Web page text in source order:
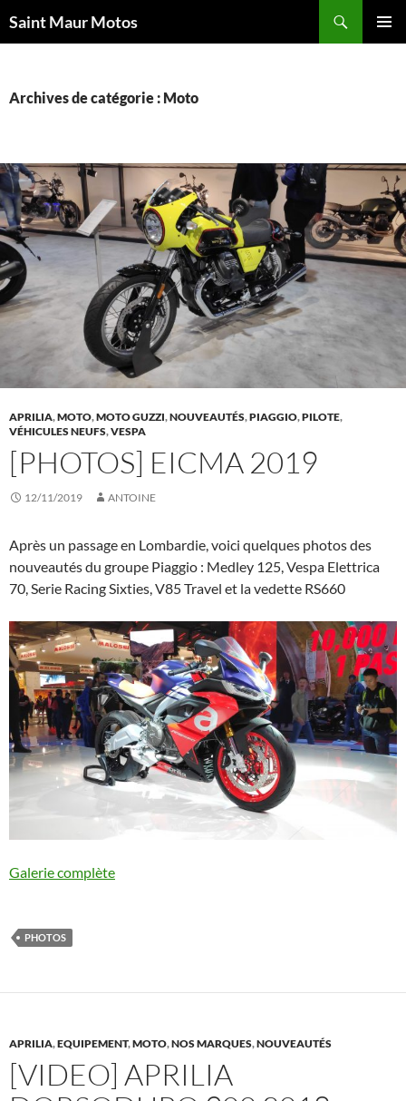
auSaint Maur Motos
Archives de catégorie : Moto
APRILIA,MOTO,MOTO GUZZI,NOUVEAUTÉS,PIAGGIO,PILOTE,
VÉHICULES NEUFS,VESPA
[PHOTOS] EICMA 2019
12/11/2019 ANTOINE
Après un passage en Lombardie, voici quelques photos des
nouveautés du groupe Piaggio : Medley 125, Vespa Elettrica
70, Serie Racing Sixties, V85 Travel et la vedette RS660
Galerie complète
PHOTOS
APRILIA,EQUIPEMENT,MOTO,NOS MARQUES,NOUVEAUTÉS
[VIDEO] APRILIA